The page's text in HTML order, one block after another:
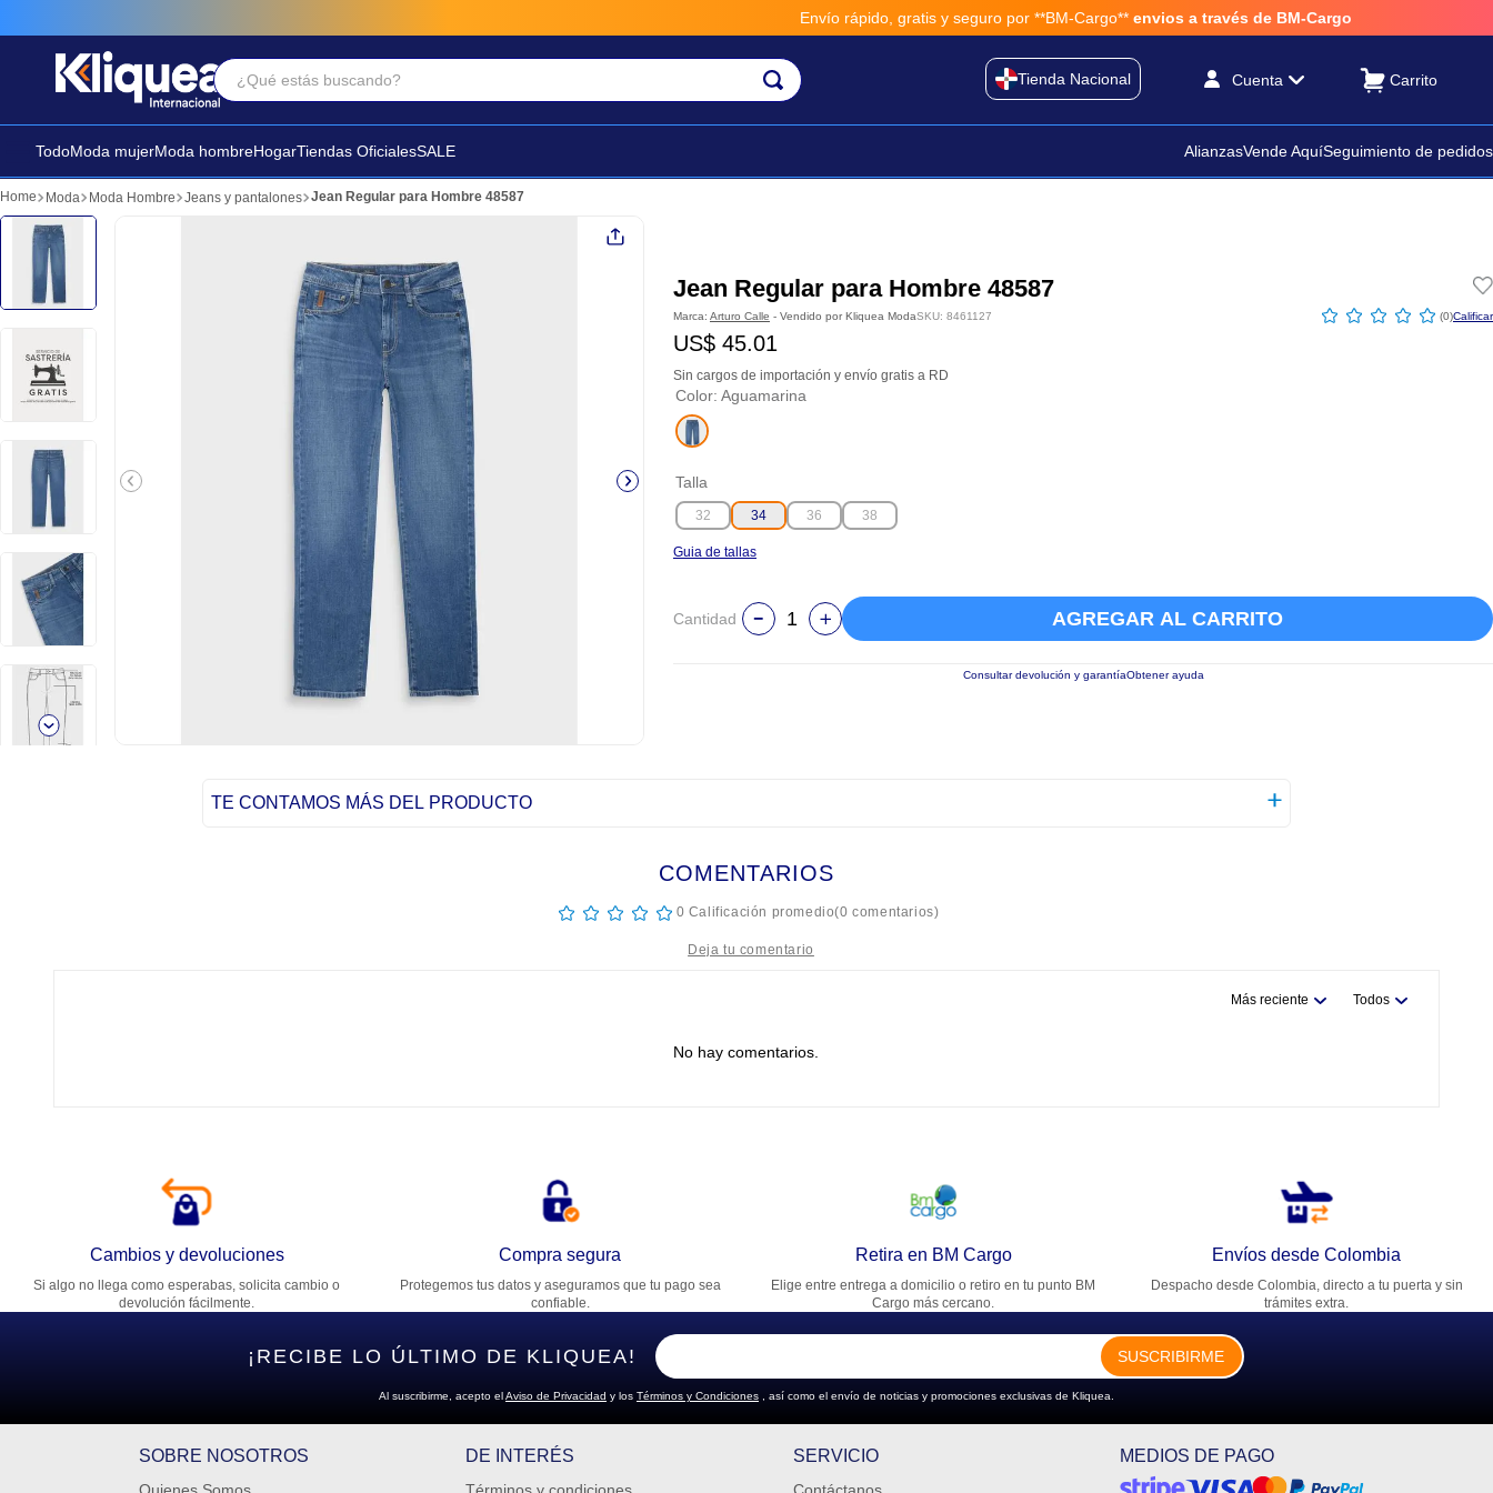
Envío rápido, gratis y seguro por **BM-Cargo** envios a través de BM-Cargo
¿Qué estás buscando?
Tienda Nacional Cuenta
TodoModa mujerModa hombreHogarTiendas OficialesSALE AlianzasVende AquíSeguimiento de pedidos
Moda Moda Hombre Jeans y pantalones Jean Regular para Hombre 48587
Jean Regular para Hombre 48587
Marca: Arturo Calle - Vendido por Kliquea ModaSKU: 8461127 ☆ ☆ ☆ ☆ ☆ (0)
US$ 45.01
Sin cargos de importación y envío gratis a RD
Color: Aguamarina
Talla
32 34 36 38
Guia de tallas
Cantidad AGREGAR AL CARRITO
Consultar devolución y garantíaObtener ayuda
TE CONTAMOS MÁS DEL PRODUCTO
COMENTARIOS
☆ ☆ ☆ ☆ ☆ 0 Calificación promedio(0 comentarios)
Dirección de email
Escribe un comentario
ENVIAR COMENTARIO
Más reciente Todos
No hay comentarios.
Cambios y devoluciones
Si algo no llega como esperabas, solicita cambio o
devolución fácilmente.
Compra segura
Protegemos tus datos y aseguramos que tu pago sea
confiable.
Retira en BM Cargo
Elige entre entrega a domicilio o retiro en tu punto BM
Cargo más cercano.
Envíos desde Colombia
Despacho desde Colombia, directo a tu puerta y sin
trámites extra.
¡RECIBE LO ÚLTIMO DE KLIQUEA! SUSCRIBIRME
Al suscribirme, acepto elAviso de Privacidad y los Términos y Condiciones , así como el envío de noticias y promociones exclusivas de Kliquea.
SOBRE NOSOTROS DE INTERÉS SERVICIO MEDIOS DE PAGO
Términos Más Buscados
2. futbol